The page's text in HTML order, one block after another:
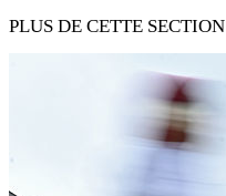
PLUS DE CETTE SECTION